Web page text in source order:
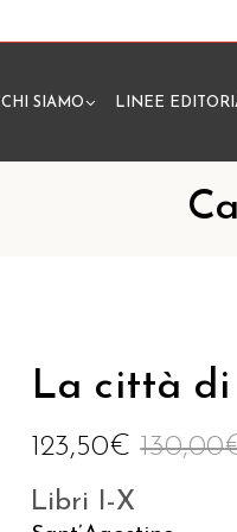
CHI SIAMO LINEE
La città di
130,00
123,50€
Libri I-X